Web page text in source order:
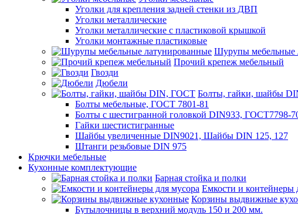
Уголки для крепления задней стенки из ДВП
Уголки металлические
Уголки металлические с пластиковой крышкой
Уголки монтажные пластиковые
Шурупы мебельные
Прочий крепеж мебельный
Гвозди
Дюбели
Болты, гайки, шайбы
Болты мебельные, ГОСТ 7801-81
Болты с шестигранной головкой DIN933, ГОСТ7798-
Гайки шестистигранные
Шайбы увеличенные DIN9021, Шайбы DIN 125, 127
Штанги резьбовые DIN 975
Крючки мебельные
Кухонные комплектующие
Барная стойка и полки
Емкости и контейнеры
Корзины выдвижные
Бутылочницы в верхний модуль 150 и 200 мм.